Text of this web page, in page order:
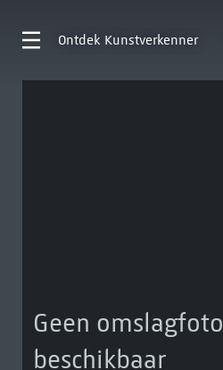
Ontdek Kunstverkenner
Geen omslagfoto
beschikbaar